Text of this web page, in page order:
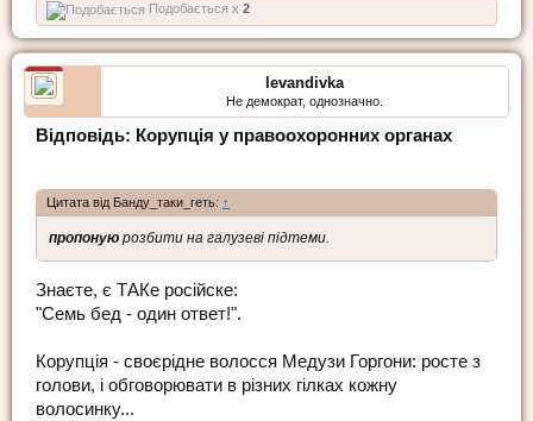
Подобається x 2
levandivka
Не демократ, однозначно.
Відповідь: Корупція у правоохоронних органах
Цитата від Банду_таки_геть: ↑
пропоную розбити на галузеві підтеми.
Знаєте, є ТАКе російске:
"Семь бед - один ответ!".
Корупція - своєрідне волосся Медузи Горгони: росте з
голови, і обговорювати в різних гілках кожну
волосинку...